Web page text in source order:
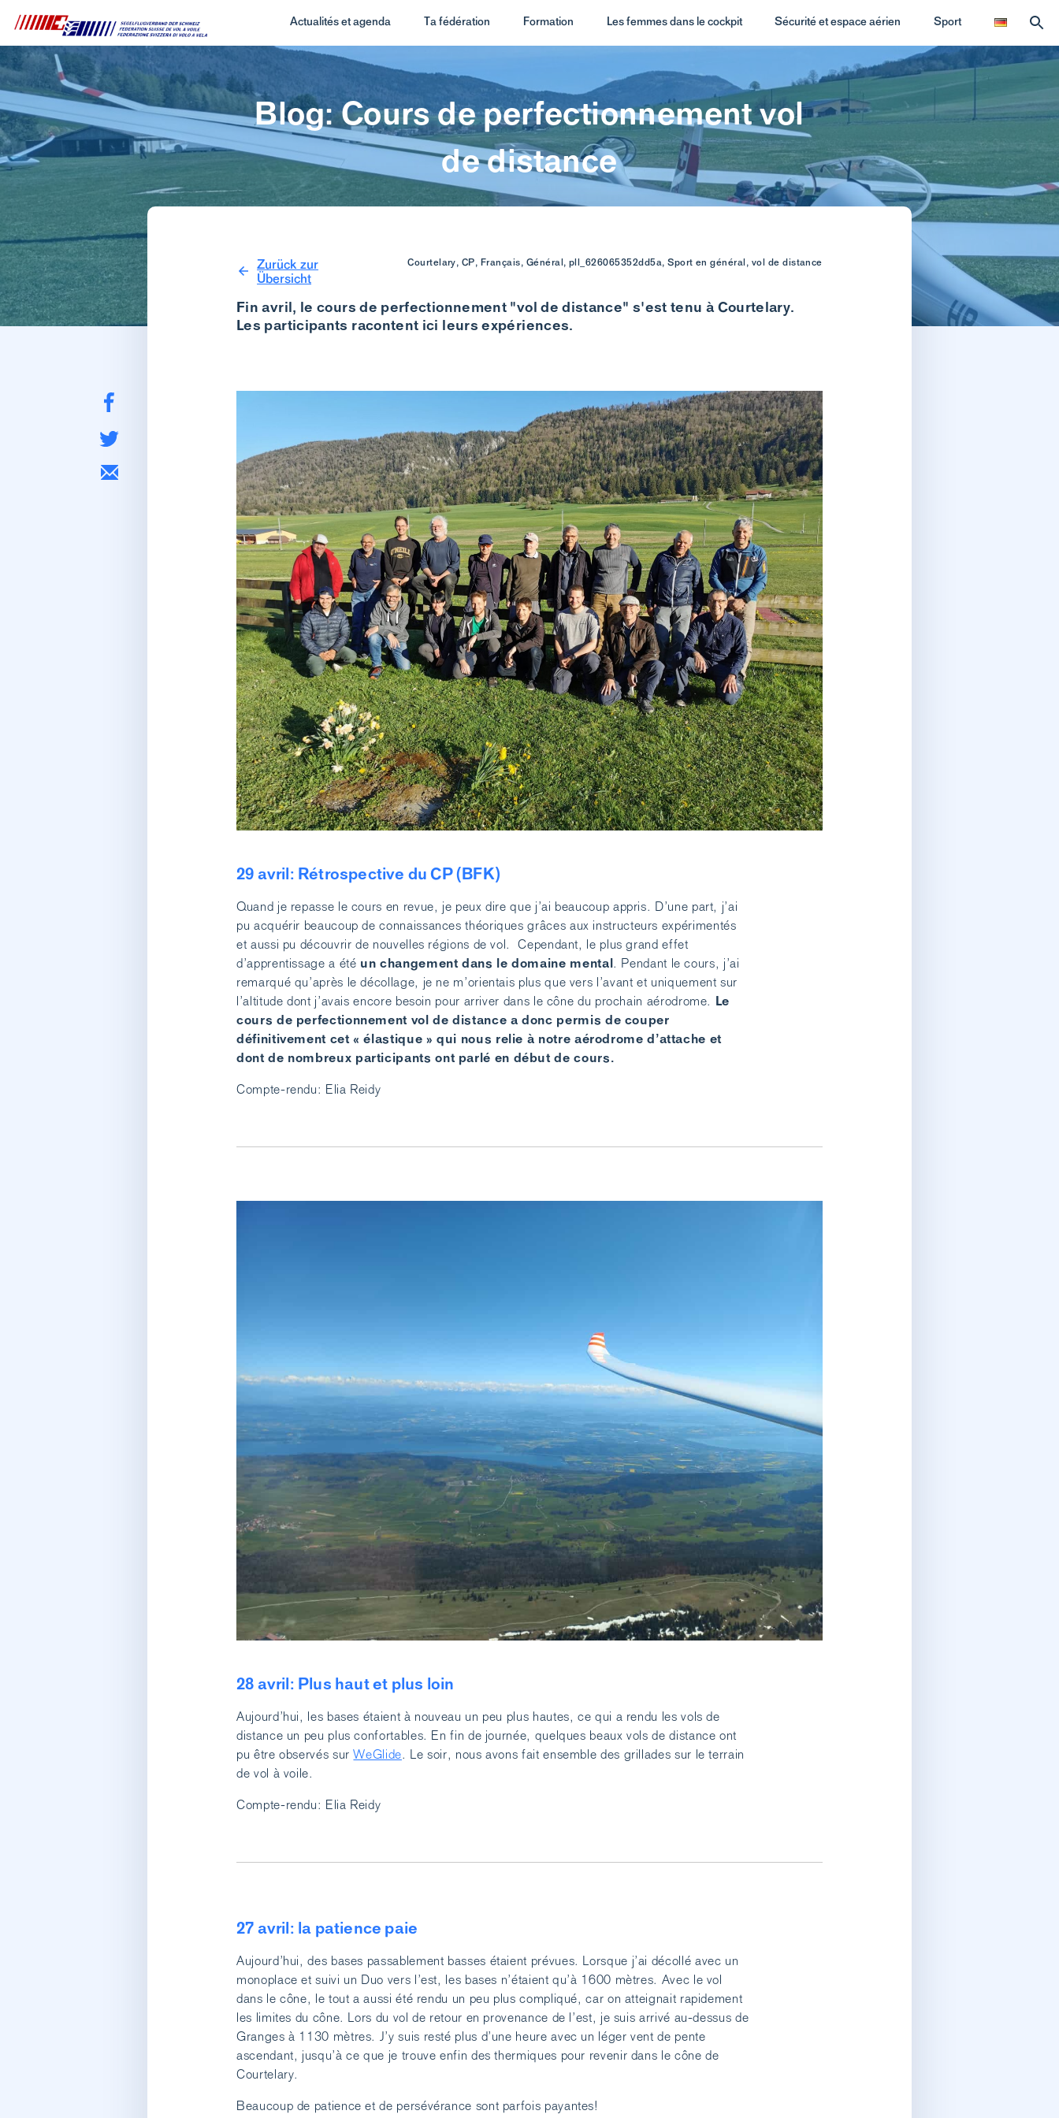
Actualités et agenda Ta fédération Formation Les femmes dans le cockpit Sécurité et espace aérien Sport
Blog: Cours de perfectionnement vol
de distance
Zurück zur
Übersicht
Courtelary, CP, Français, Général, pll_626065352dd5a, Sport en général, vol de distance
Fin avril, le cours de perfectionnement "vol de distance" s'est tenu à Courtelary.
Les participants racontent ici leurs expériences.
29 avril: Rétrospective du CP (BFK)
Quand je repasse le cours en revue, je peux dire que j’ai beaucoup appris. D’une part, j’ai
pu acquérir beaucoup de connaissances théoriques grâces aux instructeurs expérimentés
et aussi pu découvrir de nouvelles régions de vol. Cependant, le plus grand effet
d’apprentissage a été un changement dans le domaine mental. Pendant le cours, j’ai
remarqué qu’après le décollage, je ne m’orientais plus que vers l’avant et uniquement sur
l’altitude dont j’avais encore besoin pour arriver dans le cône du prochain aérodrome. Le
cours de perfectionnement vol de distance a donc permis de couper
définitivement cet « élastique » qui nous relie à notre aérodrome d’attache et
dont de nombreux participants ont parlé en début de cours.
Compte-rendu: Elia Reidy
28 avril: Plus haut et plus loin
Aujourd’hui, les bases étaient à nouveau un peu plus hautes, ce qui a rendu les vols de
distance un peu plus confortables. En fin de journée, quelques beaux vols de distance ont
pu être observés surWeGlide. Le soir, nous avons fait ensemble des grillades sur le terrain
de vol à voile.
Compte-rendu: Elia Reidy
27 avril: la patience paie
Aujourd’hui, des bases passablement basses étaient prévues. Lorsque j’ai décollé avec un
monoplace et suivi un Duo vers l’est, les bases n’étaient qu’à 1600 mètres. Avec le vol
dans le cône, le tout a aussi été rendu un peu plus compliqué, car on atteignait rapidement
les limites du cône. Lors du vol de retour en provenance de l’est, je suis arrivé au-dessus de
Granges à 1130 mètres. J’y suis resté plus d’une heure avec un léger vent de pente
ascendant, jusqu’à ce que je trouve enfin des thermiques pour revenir dans le cône de
Courtelary.
Beaucoup de patience et de persévérance sont parfois payantes!